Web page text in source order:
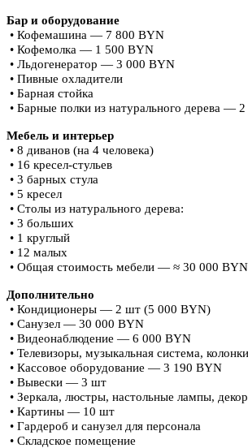
Бар и оборудование
• Кофемашина — 7 800 BYN
• Кофемолка — 1 500 BYN
• Льдогенератор — 3 000 BYN
• Пивные охладители
• Барная стойка
• Барные полки из натурального дерева —
Мебель и интерьер
• 8 диванов (на 4 человека)
• 16 кресел-стульев
• 3 барных стула
• 5 кресел
• Столы из натурального дерева:
• 3 больших
• 1 круглый
• 12 малых
• Общая стоимость мебели — ≈ 30 000 BYN
Дополнительно
• Кондиционеры — 2 шт (5 000 BYN)
• Санузел — 30 000 BYN
• Видеонаблюдение — 6 000 BYN
• Телевизоры, музыкальная система,
• Кассовое оборудование — 3 190 BYN
• Вывески — 3 шт
• Зеркала, люстры, настольные лампы,
• Картины — 10 шт
• Гардероб и санузел для персонала
• Складское помещение